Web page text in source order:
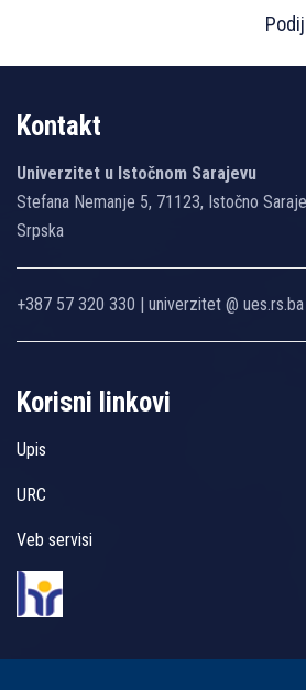
Kontakt
Univerzitet u Istočnom Sarajevu
Stefana Nemanje 5, 71123, Istočno
Srpska
+387 57 320 330 | univerzitet @ ues.rs.ba
Korisni linkovi
Upis
URC
Veb servisi